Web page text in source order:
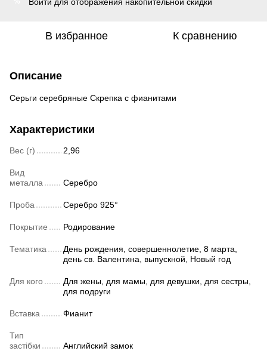
В избранное К сравнению
Описание
Серьги серебряные Скрепка с фианитами
Характеристики
Вес (г) 2,96
Вид
металла
Серебро
Проба Серебро 925°
Покрытие Родирование
Тематика
День рождения, совершеннолетие, 8 марта,
день св. Валентина, выпускной, Новый год
Для кого
Для жены, для мамы, для девушки, для сестры,
для подруги
Вставка Фианит
Тип
застібки
Английский замок